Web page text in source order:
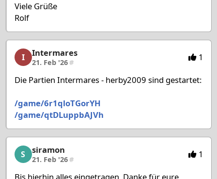
Viele Grüße
Rolf
Intermares, 44/53, 21. Feb '26
I Intermares
21. Feb '26# 1
Die Partien Intermares - herby2009 sind gestartet:
/game/6r1qloTGorYH
/game/qtDLuppbAJVh
siramon, 45/53, 21. Feb '26
S siramon
21. Feb '26# 1